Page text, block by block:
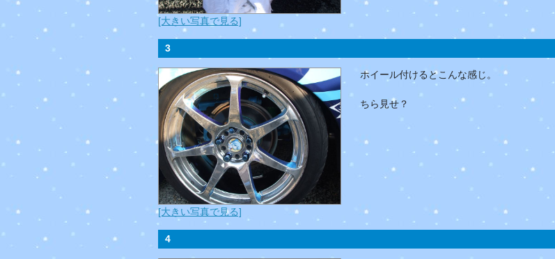
[大きい写真で見る]
3
[大きい写真で見る]
ホイール付けるとこんな感じ。
ちら見せ？
4